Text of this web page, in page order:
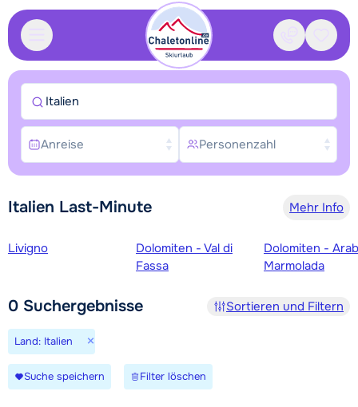
Kontakt
Italien Last-Minute Mehr Info
Skigebiete
Livigno
Dolomiten - Val di
Fassa
Dolomiten -
Marmolada
0 Suchergebnisse Sortieren und Filtern
Land: Italien ×
Suche speichern Filter löschen
Italien
Anreise Personenzahl